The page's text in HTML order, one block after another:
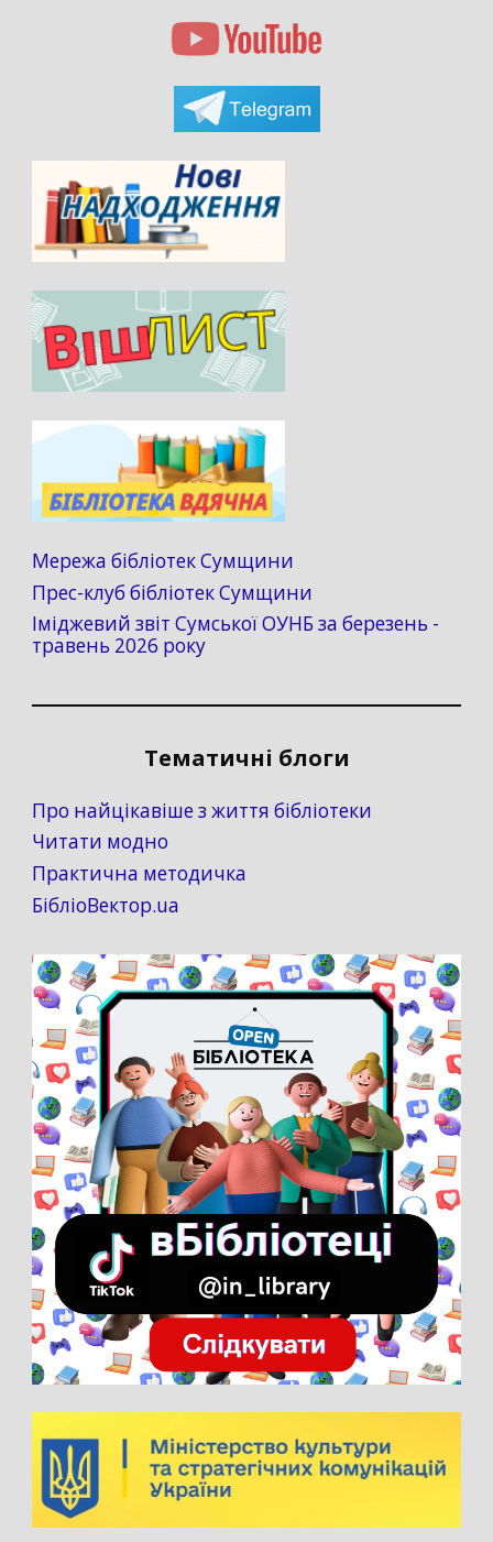
Мережа бібліотек Сумщини
Прес-клуб бібліотек Сумщини
Іміджевий звіт Сумської ОУНБ за березень -
травень 2026 року
Тематичні блоги
Про найцікавіше з життя бібліотеки
Читати модно
Практична методичка
БібліоВектор.ua